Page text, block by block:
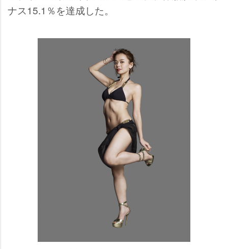
ナス15.1％を達成した。